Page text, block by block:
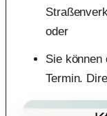
oder
Sie können
Termin.